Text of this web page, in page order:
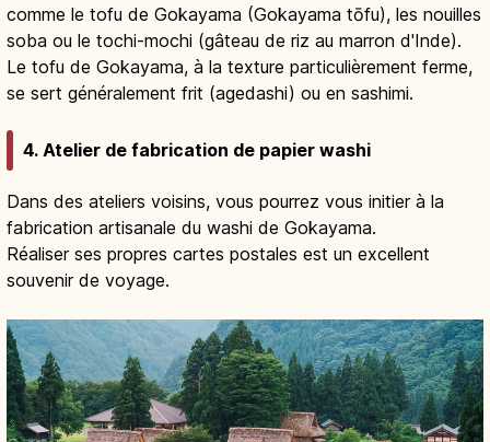
comme le tofu de Gokayama (Gokayama tōfu), les nouilles
soba ou le tochi-mochi (gâteau de riz au marron d'Inde).
Le tofu de Gokayama, à la texture particulièrement ferme,
se sert généralement frit (agedashi) ou en sashimi.
4. Atelier de fabrication de papier washi
Dans des ateliers voisins, vous pourrez vous initier à la
fabrication artisanale du washi de Gokayama.
Réaliser ses propres cartes postales est un excellent
souvenir de voyage.